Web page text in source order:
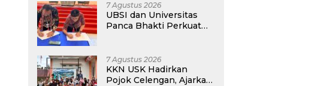
7 Agustus 2026
UBSI dan Universitas
Panca Bhakti Perkuat
7 Agustus 2026
KKN USK Hadirkan
Pojok Celengan, Ajarkan